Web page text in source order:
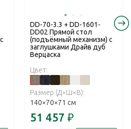
DD-70-3.3 + DD-1601-
DD02 Прямой стол
(подъёмный механизм) с
заглушками Драйв дуб
Верцаска
Цвет:
Размер (Д×Ш×В):
140×70×71 см
51 457 ₽